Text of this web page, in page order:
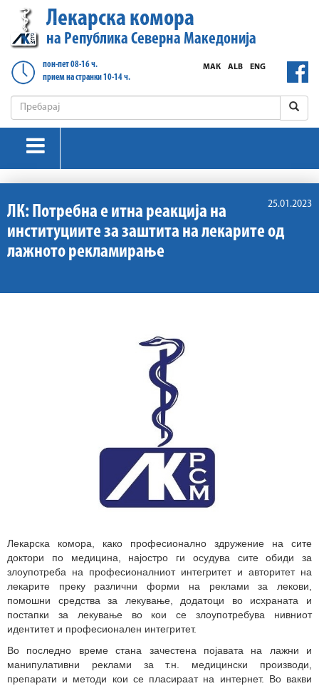
Лекарска комора
на Република Северна Македонија
пон-пет 08-16 ч.
прием на странки 10-14 ч.
ENG
ALB
МАК
25.01.2023
ЛК: Потребна е итна реакција на
институциите за заштита на лекарите од
лажното рекламирање
Лекарска комора, како професионално здружение на сите
доктори по медицина, најостро ги осудува сите обиди за
злоупотреба на професионалниот интегритет и авторитет на
лекарите преку различни форми на реклами за лекови,
помошни средства за лекување, додатоци во исхраната и
постапки за лекување во кои се злоупотребува нивниот
идентитет и професионален интегритет.
Во последно време стана зачестена појавата на лажни и
манипулативни реклами за т.н. медицински производи,
препарати и методи кои се пласираат на интернет. Во вакви